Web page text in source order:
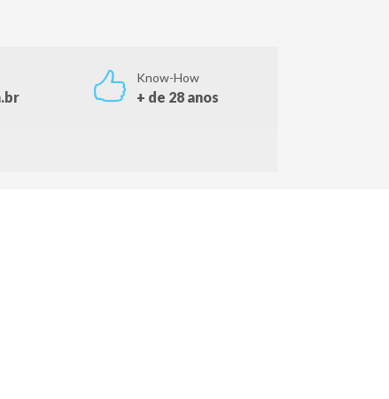
Know-How
+ de 28 anos